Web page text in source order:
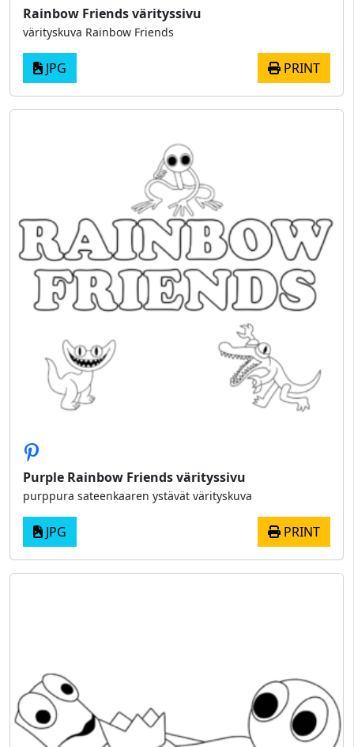
Rainbow Friends värityssivu
värityskuva Rainbow Friends
JPG PRINT
Purple Rainbow Friends värityssivu
purppura sateenkaaren ystävät värityskuva
JPG PRINT